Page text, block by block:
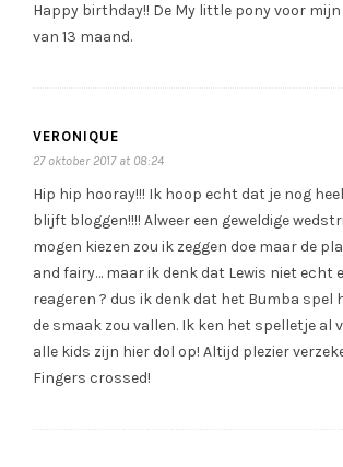
Happy birthday!! De My little pony voor
van 13 maand.
VERONIQUE
27 oktober 2017 at 08:24
Hip hip hooray!!! Ik hoop echt dat je nog
blijft bloggen!!!! Alweer een geweldige
mogen kiezen zou ik zeggen doe maar de
and fairy… maar ik denk dat Lewis niet echt
reageren ? dus ik denk dat het Bumba spel
de smaak zou vallen. Ik ken het spelletje al
alle kids zijn hier dol op! Altijd plezier
Fingers crossed!